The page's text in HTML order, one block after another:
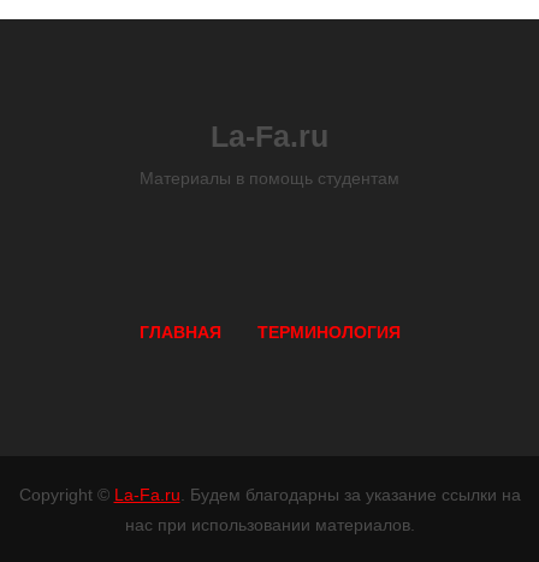
La-Fa.ru
Материалы в помощь студентам
ГЛАВНАЯ ТЕРМИНОЛОГИЯ
Copyright © La-Fa.ru . Будем благодарны за указание ссылки на
нас при использовании материалов.